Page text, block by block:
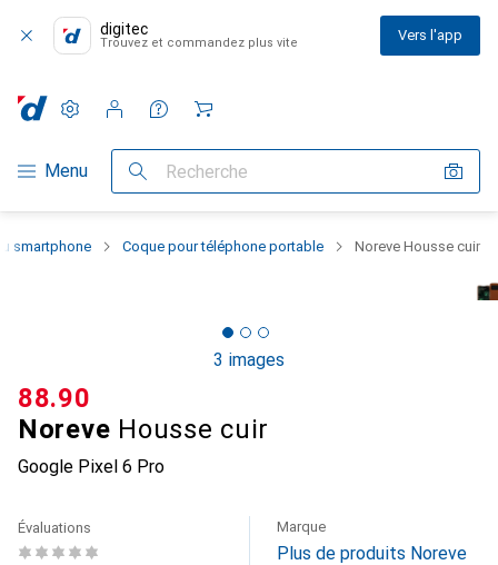
digitec
Trouvez et commandez plus vite Vers l'app
Navigation par catégorie
Menu Recherche
Paramètres
Compte client
Listes de comparaison
Listes d'envies
Panier
smartphone Coque pour téléphone portable Noreve Housse cuir
3 images
Noreve Housse cuir
Google Pixel 6 Pro
CHF
88.90
Évaluations Marque
Plus de produits Noreve